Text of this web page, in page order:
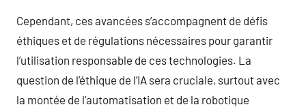
Cependant, ces avancées s’accompagnent de défis
éthiques et de régulations nécessaires pour garantir
l’utilisation responsable de ces technologies. La
question de l’éthique de l’IA sera cruciale, surtout avec
la montée de l’automatisation et de la robotique